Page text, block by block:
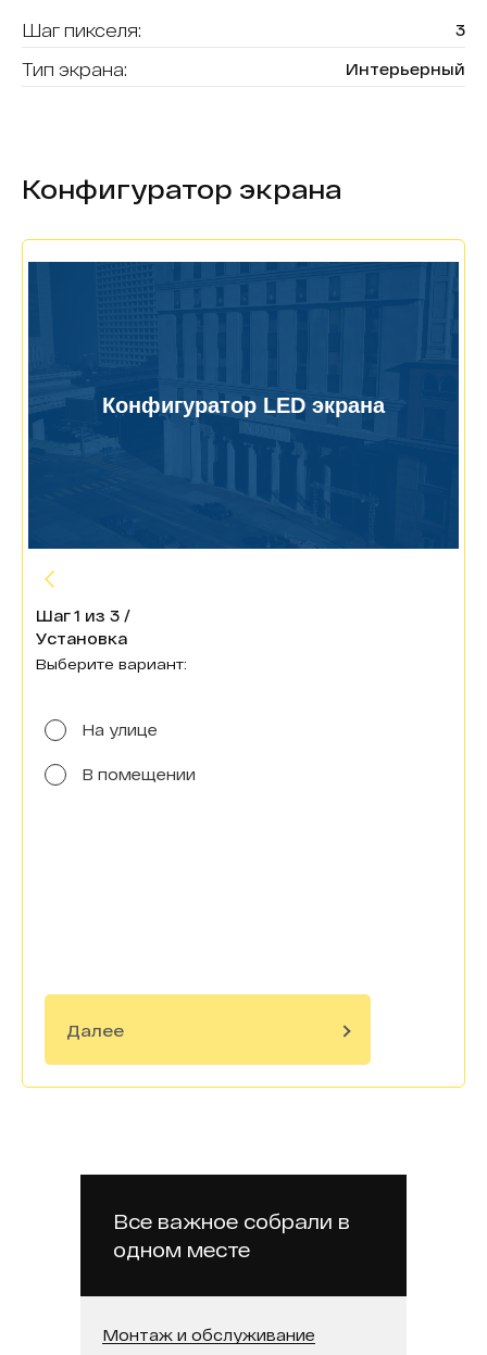
Шаг пикселя: 3
Тип экрана: Интерьерный
Степень защиты модуля:
Материал: Стальной
Конфигуратор экрана
Шаг1 из 3/
Установка
Выберите вариант:
На улице
В помещении
Далее
Все важное собрали в
одном месте
Монтаж и обслуживание